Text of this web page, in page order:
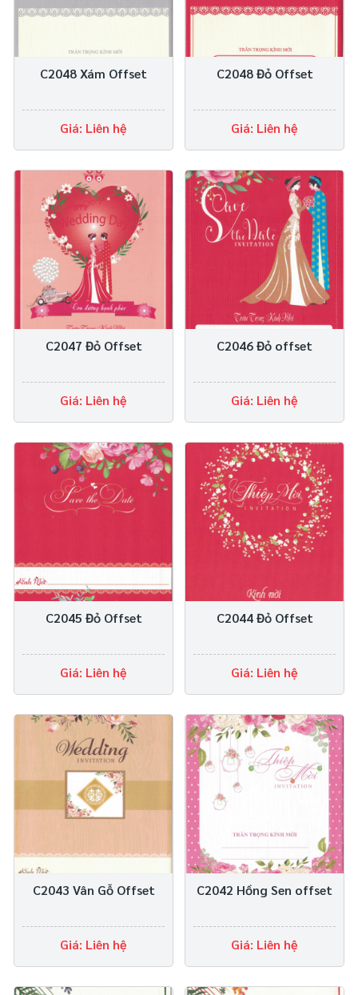
C2048 Xám Offset
Giá: Liên hệ
C2048 Đỏ Offset
Giá: Liên hệ
C2047 Đỏ Offset
Giá: Liên hệ
C2046 Đỏ offset
Giá: Liên hệ
C2045 Đỏ Offset
Giá: Liên hệ
C2044 Đỏ Offset
Giá: Liên hệ
C2043 Vân Gỗ Offset
Giá: Liên hệ
C2042 Hồng Sen offset
Giá: Liên hệ